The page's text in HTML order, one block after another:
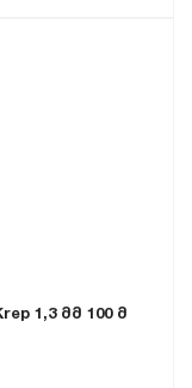
1,3 მმ 100 მ